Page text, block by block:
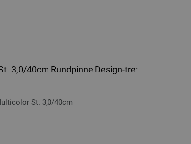
3,0/40cm Rundpinne Design-tre:
St. 3,0/40cm